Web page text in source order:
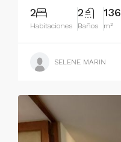
2
Habitaciones
2
Baños
136
m²
SELENE MARIN